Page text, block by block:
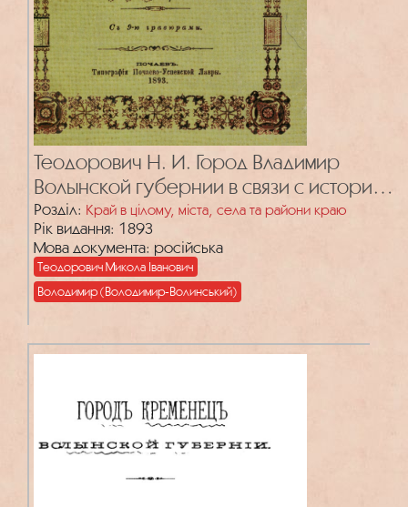
Теодорович Н. И. Город Владимир
Волынской губернии в связи с историей
Волынской иерархии: исторический
очерк
Розділ: Край в цілому, міста, села та райони краю
Рік видання: 1893
Мова документа: російська
Теодорович Микола Іванович
Володимир (Володимир-Волинський)